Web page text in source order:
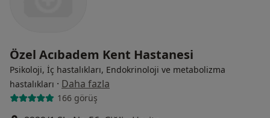
Özel Acıbadem Kent Hastanesi
Psikoloji, İç hastalıkları, Endokrinoloji ve metabolizma
hastalıkları · Daha fazla
166 görüş